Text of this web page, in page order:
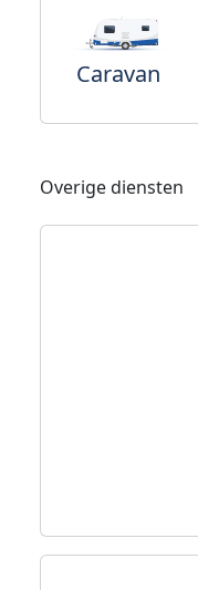
Caravan
Overige diensten